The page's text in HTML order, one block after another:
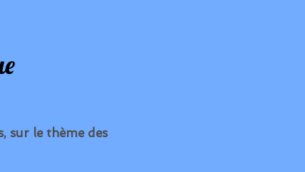
sur le thème des